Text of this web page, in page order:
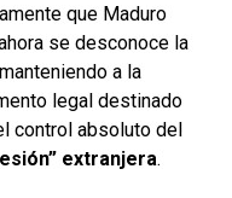
que Maduro
se desconoce la
a la
legal destinado
control absoluto del
extranjera.